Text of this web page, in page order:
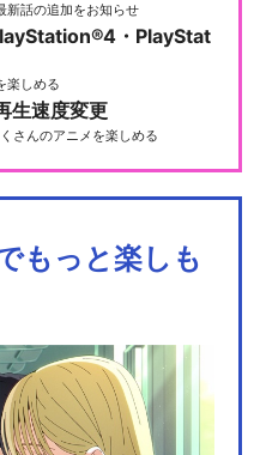
新話の追加をお知らせ
・PlayStat
楽しめる
生速度変更
さんのアニメを楽しめる
もっと楽しも